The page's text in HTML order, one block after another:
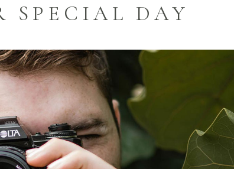
SPECIAL DAY